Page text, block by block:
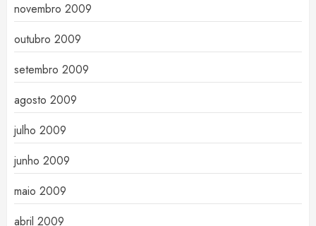
novembro 2009
outubro 2009
setembro 2009
agosto 2009
julho 2009
junho 2009
maio 2009
abril 2009